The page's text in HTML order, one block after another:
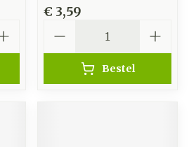
€ 3,59
Bestel